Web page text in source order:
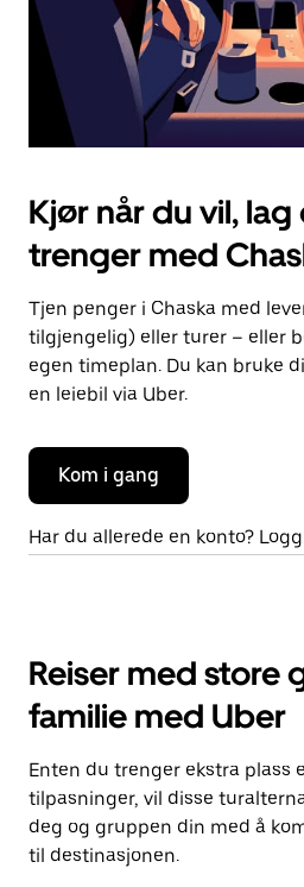
Kjør når du vil,
trenger med
Tjen penger i Chaska med
tilgjengelig) eller turer – eller
egen timeplan. Du kan bruke
en leiebil via Uber.
Kom i gang
Har du allerede en konto?
Reiser med store
familie med Uber
Enten du trenger ekstra plass
tilpasninger, vil disse
deg og gruppen din med å
til destinasjonen.